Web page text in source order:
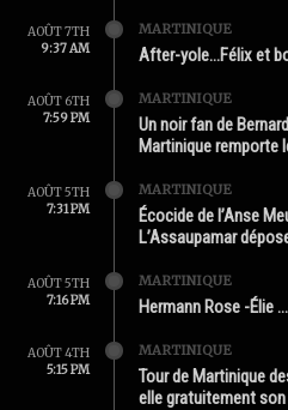
AOÛT 7TH
9:37 AM
MARTINIQUE
After-yole…Félix et
AOÛT 6TH
7:59 PM
MARTINIQUE
Un noir fan de
Martinique remporte
AOÛT 5TH
7:31 PM
MARTINIQUE
Écocide de l’Anse
L’Assaupamar
AOÛT 5TH
7:16 PM
MARTINIQUE
Hermann Rose -Élie
AOÛT 4TH
5:15 PM
MARTINIQUE
Tour de Martinique
elle gratuitement